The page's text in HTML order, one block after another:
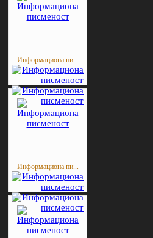
Информациона пи...
Информациона пи...